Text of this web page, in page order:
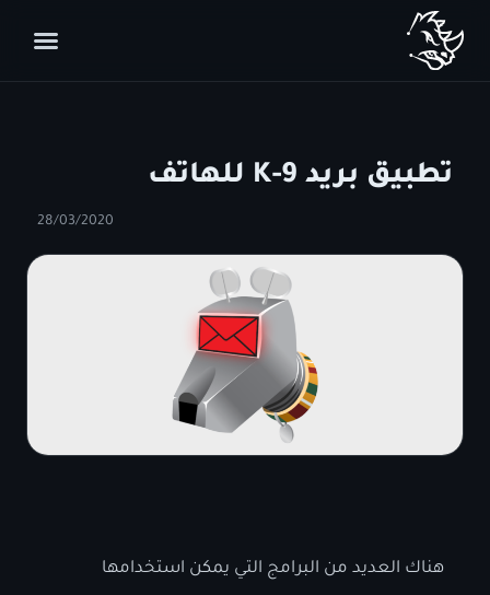
28/03/2020
تطبيق بريد K-9 للهاتف
هناك العديد من البرامج التي يمكن استخدامها